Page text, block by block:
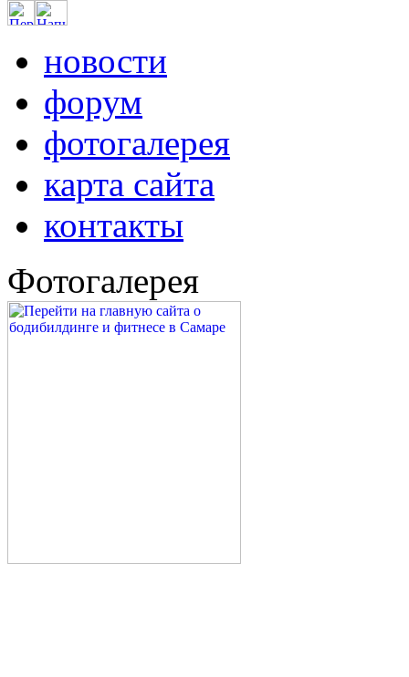
новости
форум
фотогалерея
карта сайта
контакты
Фотогалерея